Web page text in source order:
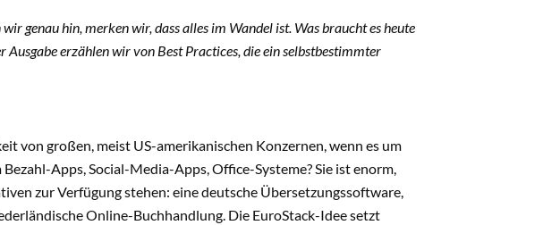
genau hin, merken wir, dass alles im Wandel ist. Was braucht es heute
erzählen wir von Best Practices, die ein selbstbestimmter
von großen, meist US-amerikanischen Konzernen, wenn es um
Apps, Social-Media-Apps, Office-Systeme? Sie ist enorm,
zur Verfügung stehen: eine deutsche Übersetzungssoftware,
Online-Buchhandlung. Die EuroStack-Idee setzt